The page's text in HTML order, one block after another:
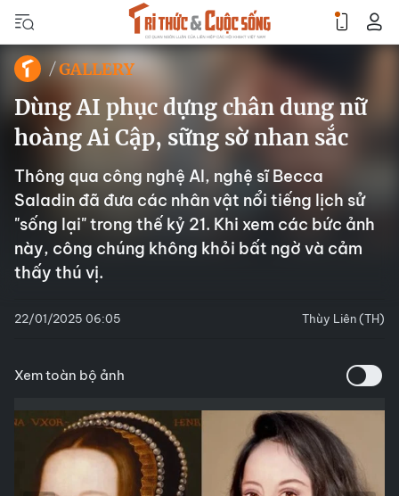
GALLERY
Dùng AI phục dựng chân dung nữ
hoàng Ai Cập, sững sờ nhan sắc
Thông qua công nghệ AI, nghệ sĩ Becca
Saladin đã đưa các nhân vật nổi tiếng lịch sử
"sống lại" trong thế kỷ 21. Khi xem các bức ảnh
này, công chúng không khỏi bất ngờ và cảm
thấy thú vị.
22/01/2025 06:05 Thùy Liên (TH)
Xem toàn bộ ảnh